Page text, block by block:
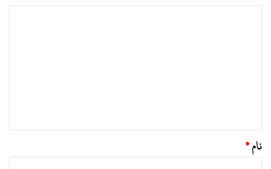
نام*